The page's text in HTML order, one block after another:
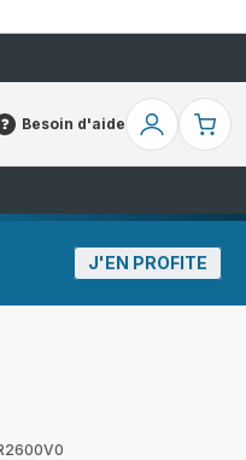
Besoin d'aide
Mon
J'EN PROFITE